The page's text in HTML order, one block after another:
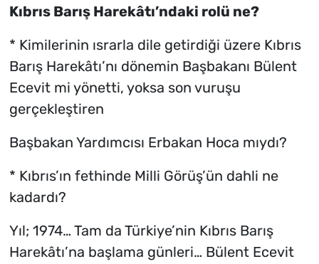
Kıbrıs Barış Harekâtı’ndaki rolü ne?
* Kimilerinin ısrarla dile getirdiği üzere Kıbrıs
Barış Harekâtı’nı dönemin Başbakanı Bülent
Ecevit mi yönetti, yoksa son vuruşu
gerçekleştiren
Başbakan Yardımcısı Erbakan Hoca mıydı?
* Kıbrıs’ın fethinde Milli Görüş’ün dahli ne
kadardı?
Yıl; 1974… Tam da Türkiye’nin Kıbrıs Barış
Harekâtı’na başlama günleri… Bülent Ecevit